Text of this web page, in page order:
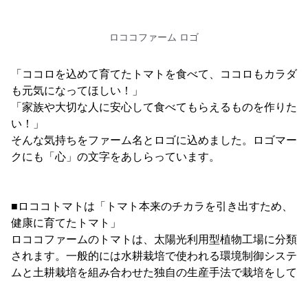
ロココファーム ロゴ
「ココロを込めて育てたトマトを食べて、ココロもカラダ
も元気になってほしい！」
「家族や大切な人に安心して食べてもらえるものを作りた
い！」
そんな気持ちをファーム名とロゴに込めました。ロゴマー
クにも「心」の文字をあしらっています。
■ロココトマトは「トマト本来のチカラを引き出すため、
健康に育てたトマト」
ロココファームのトマトは、太陽光利用型植物工場に分類
されます。一般的には水耕栽培で使われる環境制御システ
ムと土耕栽培を組み合わせた独自の生産手法で栽培をして